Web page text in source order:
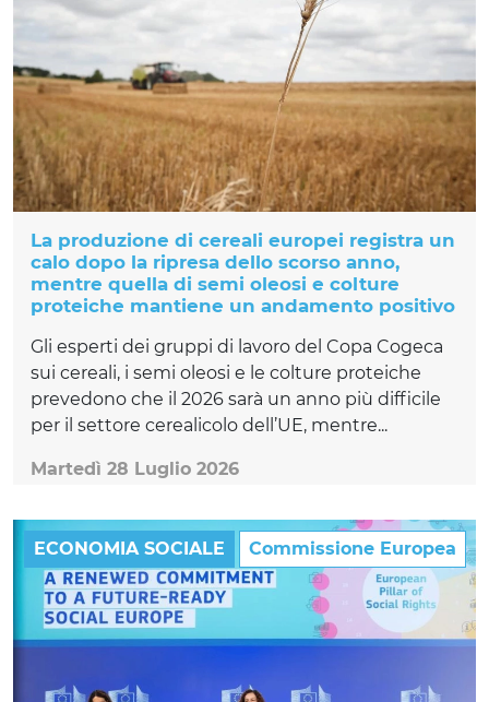
La produzione di cereali europei registra un
calo dopo la ripresa dello scorso anno,
mentre quella di semi oleosi e colture
proteiche mantiene un andamento positivo
Gli esperti dei gruppi di lavoro del Copa Cogeca
sui cereali, i semi oleosi e le colture proteiche
prevedono che il 2026 sarà un anno più difficile
per il settore cerealicolo dell’UE, mentre...
Martedì 28 Luglio 2026
ECONOMIA SOCIALE Commissione Europea